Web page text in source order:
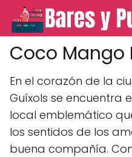
Coco Mango
En el corazón de la
Guíxols se encuentra
local emblemático
los sentidos de los
buena compañía.